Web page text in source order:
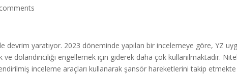
devrim yaratıyor. 2023 döneminde yapılan bir incelemeye göre, YZ
dolandırıcılığı engellemek için giderek daha çok kullanılmaktadır.
inceleme araçları kullanarak şansör hareketlerini takip